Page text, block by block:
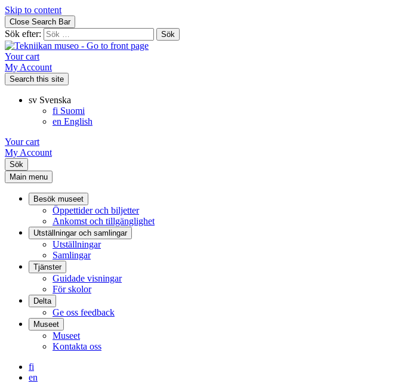
Skip to content
Close Search Bar
Sök efter:
Your cart
My Account
Search this site
sv Svenska
fi Suomi
en English
Your cart
My Account
Sök
Main menu
Besök museet
Öppettider och biljetter
Ankomst och tillgänglighet
Utställningar och samlingar
Utställningar
Samlingar
Tjänster
Guidade visningar
För skolor
Delta
Ge oss feedback
Museet
Museet
Kontakta oss
fi
en